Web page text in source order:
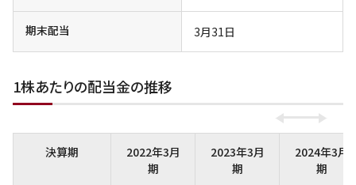
期末配当 3月31日
1株あたりの配当金の推移
決算期
2022年3月
期
2023年3月
期
2024年3月
期